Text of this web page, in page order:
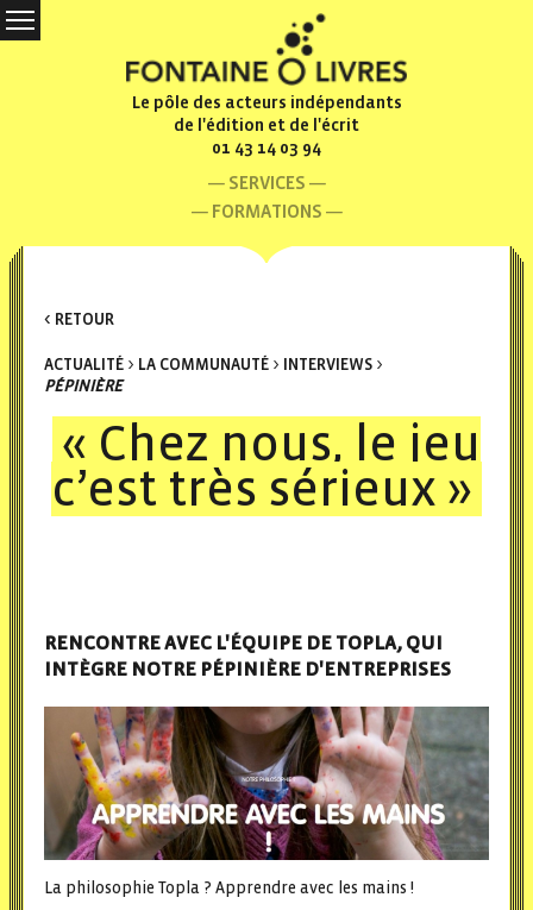
Le pôle des acteurs indépendants
de l'édition et de l'écrit
01 43 14 03 94
SERVICES
FORMATIONS
< RETOUR
ACTUALITÉ > LA COMMUNAUTÉ > INTERVIEWS >
PÉPINIÈRE
« Chez nous, le jeu
c’est très sérieux »
RENCONTRE AVEC L'ÉQUIPE DE TOPLA, QUI
INTÈGRE NOTRE PÉPINIÈRE D'ENTREPRISES
La philosophie Topla ? Apprendre avec les mains !